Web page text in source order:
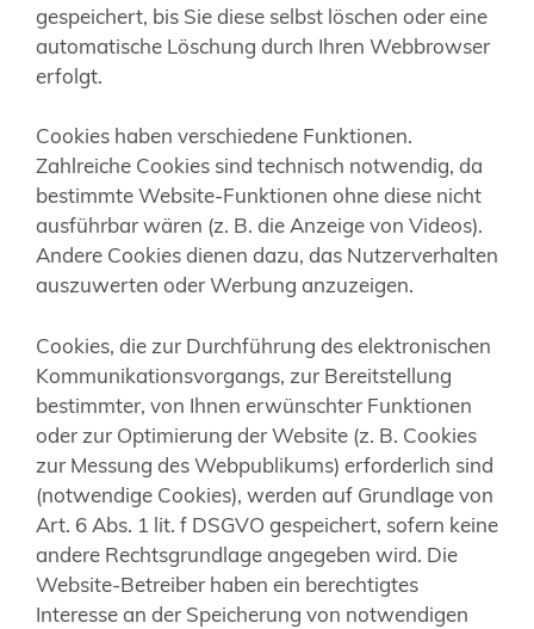
gespeichert, bis Sie diese selbst löschen oder eine
automatische Löschung durch Ihren Webbrowser
erfolgt.
Cookies haben verschiedene Funktionen.
Zahlreiche Cookies sind technisch notwendig, da
bestimmte Website-Funktionen ohne diese nicht
ausführbar wären (z. B. die Anzeige von Videos).
Andere Cookies dienen dazu, das Nutzerverhalten
auszuwerten oder Werbung anzuzeigen.
Cookies, die zur Durchführung des elektronischen
Kommunikationsvorgangs, zur Bereitstellung
bestimmter, von Ihnen erwünschter Funktionen
oder zur Optimierung der Website (z. B. Cookies
zur Messung des Webpublikums) erforderlich sind
(notwendige Cookies), werden auf Grundlage von
Art. 6 Abs. 1 lit. f DSGVO gespeichert, sofern keine
andere Rechtsgrundlage angegeben wird. Die
Website-Betreiber haben ein berechtigtes
Interesse an der Speicherung von notwendigen